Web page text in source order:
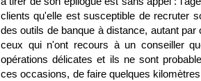
clients qu'elle est susceptible de recruter
des outils de banque à distance, autant
ceux qui n'ont recours à un conseiller
opérations délicates et ils ne sont
ces occasions, de faire quelques